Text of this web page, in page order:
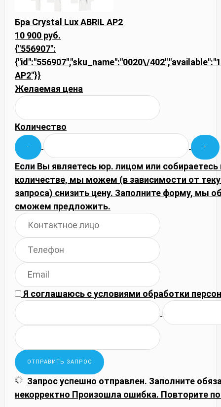
Бра Crystal Lux ABRIL AP2
10 900 руб.
{"556907":
{"id":"556907","sku_name":"0020\/
AP2"}}
Желаемая цена
Количество
Если Вы являетесь юр. лицом или
количестве, мы можем (в зависимости от
запроса) снизить цену. Заполните форму, мы
сможем предложить.
Я соглашаюсь сусловиями обработки
Запрос успешно отправлен. Заполните
некорректно Произошла ошибка. Повторите